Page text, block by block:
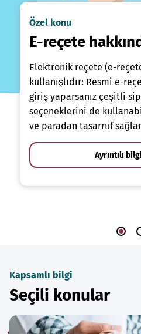
Özel konu
E-reçete
Elektronik reçete (e-
kullanışlıdır: Resmi e-
giriş yaparsanız çeşitli
seçeneklerini de
ve paradan tasarruf
Ayrıntılı
Kapsamlı bilgi
Seçili konular